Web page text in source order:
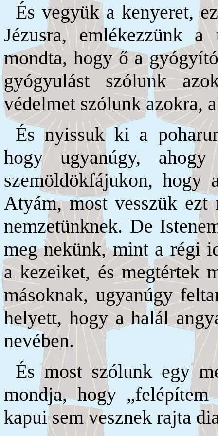
És vegyük a kenyeret,
Jézusra, emlékezzünk
mondta, hogy ő a
gyógyulást szólunk
védelmet szólunk azokra,
És nyissuk ki a
hogy ugyanúgy,
szemöldökfájukon, hogy
Atyám, most vesszük ezt
nemzetünknek. De
meg nekünk, mint a régi
a kezeiket, és megtértek
másoknak, ugyanúgy
helyett, hogy a halál
nevében.
És most szólunk egy
mondja, hogy
kapui sem vesznek rajta